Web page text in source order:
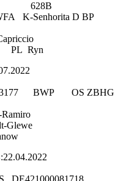
628B
K-Senhorita D BP
PL Ryn
BWP OS ZBHG